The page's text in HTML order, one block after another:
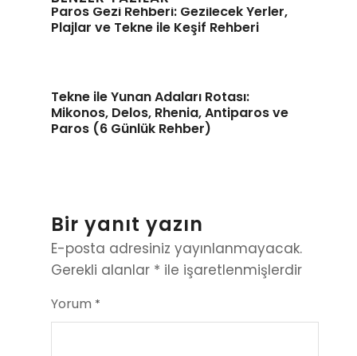
Paros Gezi Rehberi: Gezilecek Yerler,
Plajlar ve Tekne ile Keşif Rehberi
Tekne ile Yunan Adaları Rotası:
Mikonos, Delos, Rhenia, Antiparos ve
Paros (6 Günlük Rehber)
Bir yanıt yazın
E-posta adresiniz yayınlanmayacak.
Gerekli alanlar * ile işaretlenmişlerdir
Yorum *